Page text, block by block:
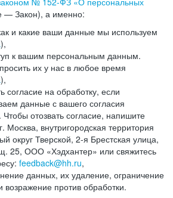
— Закон), а именно:
и какие ваши данные мы используем
),
к вашим персональным данным.
их у нас в любое время
),
согласие на обработку, если
данные с вашего согласия
Чтобы отозвать согласие, напишите
Москва, внутригородская территория
округ Тверской, 2-я Брестская улица,
25, ООО «Хэдхантер» или свяжитесь
feedback@hh.ru,
данных, их удаление, ограничение
возражение против обработки.